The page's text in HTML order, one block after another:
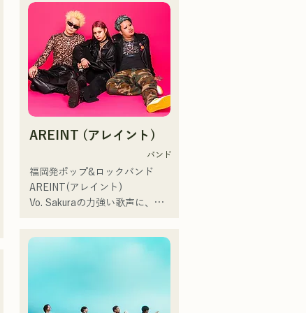
韓国のアイドルSTAYCのメンバ
ー、ユンさんが福岡旅行をされ
ていた際、清流公園で行われて
いた「ファンマーケット」とい
うイベントでハルレインが歌唱
を聴き、ハルノウタがとてもよ
い！と感想をいただきおすすめ
した。
クファミリー。
10代後半にアメリカへ4年半留
学。
現在はLOVE FMの"music
×serendipity"でラジオDJを務め
る。
またアーティストの傍、モデル
界的有名なオーディション番組
「ブリテンズゴットタレント」
で日本人の芸人史上初のゴール
デンブザーを獲得し、その後ス
ペインのゴットタレントでもゴ
デンブザー」や、アメリカ留学
それらの楽曲を揃えた自身初の
AREINT (アレイント)
バンド
福岡発ポップ&ロックバンド
AREINT(アレイント)
Vo. Sakuraの力強い歌声に、パ
いる。